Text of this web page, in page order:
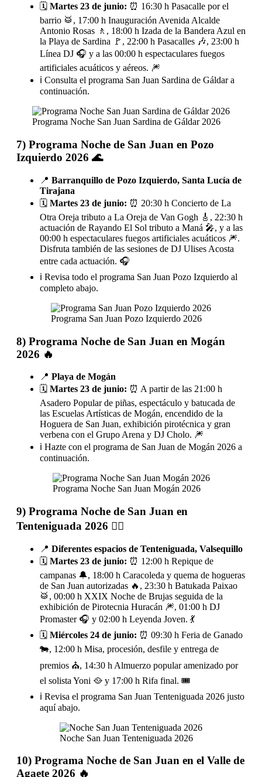
🗓️ Martes 23 de junio: ⏰ 16:30 h Pasacalle por el
barrio 🥁, 17:00 h Inauguración Avenida Alcalde
Antonio Rosas 🚶, 18:00 h Izada de la Bandera Azul en
la Playa de Sardina 🚩, 22:00 h Pasacalles 🎶, 23:00 h
Línea DJ 🎧 y a las 00:00 h espectaculares fuegos
artificiales acuáticos y aéreos. 🎆
ℹ️ Consulta el programa San Juan Sardina de Gáldar a
continuación.
Programa Noche San Juan Sardina de Gáldar 2026
7) Programa Noche de San Juan en Pozo
Izquierdo 2026 🌊
📍 Barranquillo de Pozo Izquierdo, Santa Lucía de
Tirajana
🗓️ Martes 23 de junio: ⏰ 20:30 h Concierto de La
Otra Oreja tributo a La Oreja de Van Gogh 🎸, 22:30 h
actuación de Rayando El Sol tributo a Maná 🎤, y a las
00:00 h espectaculares fuegos artificiales acuáticos 🎆.
Disfruta también de las sesiones de DJ Ulises Acosta
entre cada actuación. 🎧
ℹ️ Revisa todo el programa San Juan Pozo Izquierdo al
completo abajo.
Programa San Juan Pozo Izquierdo 2026
8) Programa Noche de San Juan en Mogán
2026 🔥
📍 Playa de Mogán
🗓️ Martes 23 de junio: ⏰ A partir de las 21:00 h
Asadero Popular de piñas, espectáculo y batucada de
las Escuelas Artísticas de Mogán, encendido de la
Hoguera de San Juan, exhibición pirotécnica y gran
verbena con el Grupo Arena y DJ Cholo. 🎆
ℹ️ Hazte con el programa de San Juan de Mogán 2026 a
continuación.
Programa Noche San Juan Mogán 2026
9) Programa Noche de San Juan en
Tenteniguada 2026 🧙‍♀️
📍 Diferentes espacios de Tenteniguada, Valsequillo
🗓️ Martes 23 de junio: ⏰ 12:00 h Repique de
campanas 🔔, 18:00 h Caracoleda y quema de hogueras
de San Juan autorizadas 🔥, 23:30 h Batukada Paixao
🥁, 00:00 h XXIX Noche de Brujas seguida de la
exhibición de Pirotecnia Huracán 🎆, 01:00 h DJ
Promaster 🎧 y 02:00 h Leyenda Joven. 💃
🗓️ Miércoles 24 de junio: ⏰ 09:30 h Feria de Ganado
🐄, 12:00 h Misa, procesión, desfile y entrega de
premios ⛪, 14:30 h Almuerzo popular amenizado por
el solista Yoni 🥘 y 17:00 h Rifa final. 🎟️
ℹ️ Revisa el programa San Juan Tenteniguada 2026 justo
aquí abajo.
Noche San Juan Tenteniguada 2026
10) Programa Noche de San Juan en el Valle de
Agaete 2026 🔥